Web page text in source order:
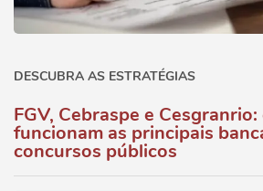
DESCUBRA AS ESTRATÉGIAS
FGV, Cebraspe e Cesgranrio:
funcionam as principais
concursos públicos